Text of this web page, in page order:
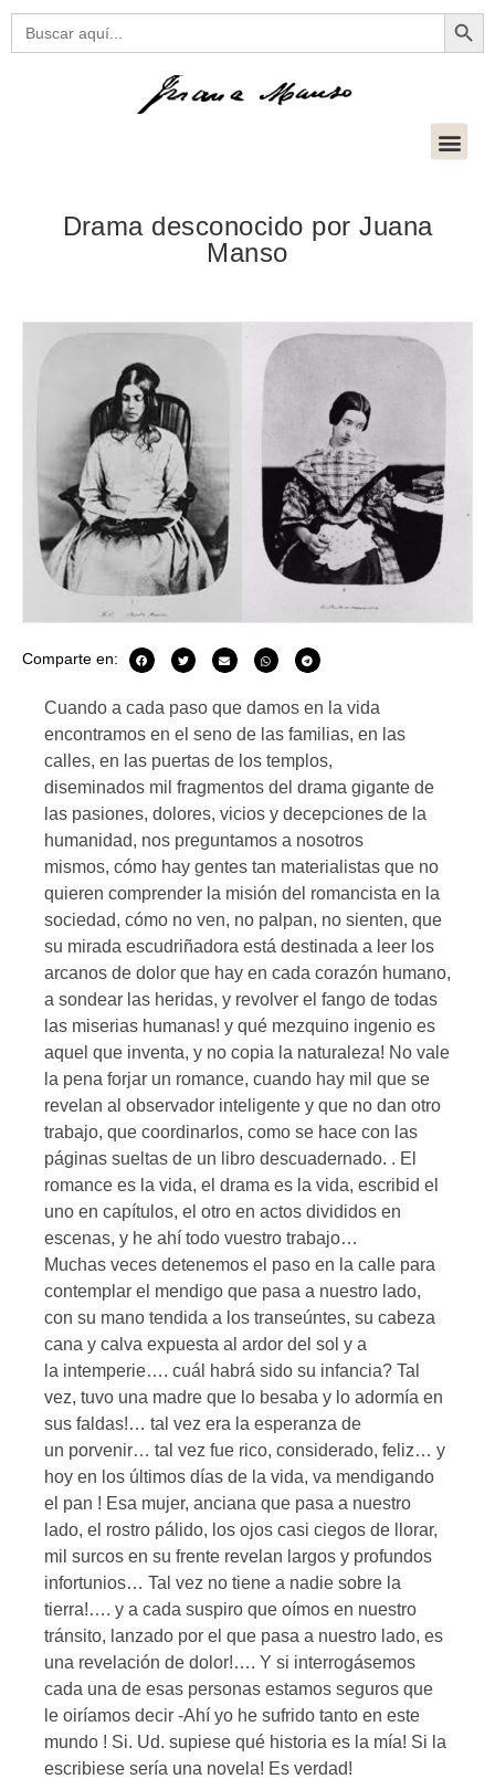
Buscar:
Drama desconocido por Juana
Manso
Comparte en:
Cuando a cada paso que damos en la vida
encontramos en el seno de las familias, en las
calles, en las puertas de los templos,
diseminados mil fragmentos del drama gigante de
las pasiones, dolores, vicios y decepciones de la
humanidad, nos preguntamos a nosotros
mismos, cómo hay gentes tan materialistas que no
quieren comprender la misión del romancista en la
sociedad, cómo no ven, no palpan, no sienten, que
su mirada escudriñadora está destinada a leer los
arcanos de dolor que hay en cada corazón humano,
a sondear las heridas, y revolver el fango de todas
las miserias humanas! y qué mezquino ingenio es
aquel que inventa, y no copia la naturaleza! No vale
la pena forjar un romance, cuando hay mil que se
revelan al observador inteligente y que no dan otro
trabajo, que coordinarlos, como se hace con las
páginas sueltas de un libro descuadernado. . El
romance es la vida, el drama es la vida, escribid el
uno en capítulos, el otro en actos divididos en
escenas, y he ahí todo vuestro trabajo…
Muchas veces detenemos el paso en la calle para
contemplar el mendigo que pasa a nuestro lado,
con su mano tendida a los transeúntes, su cabeza
cana y calva expuesta al ardor del sol y a
la intemperie…. cuál habrá sido su infancia? Tal
vez, tuvo una madre que lo besaba y lo adormía en
sus faldas!… tal vez era la esperanza de
un porvenir… tal vez fue rico, considerado, feliz… y
hoy en los últimos días de la vida, va mendigando
el pan ! Esa mujer, anciana que pasa a nuestro
lado, el rostro pálido, los ojos casi ciegos de llorar,
mil surcos en su frente revelan largos y profundos
infortunios… Tal vez no tiene a nadie sobre la
tierra!…. y a cada suspiro que oímos en nuestro
tránsito, lanzado por el que pasa a nuestro lado, es
una revelación de dolor!…. Y si interrogásemos
cada una de esas personas estamos seguros que
le oiríamos decir -Ahí yo he sufrido tanto en este
mundo ! Si. Ud. supiese qué historia es la mía! Si la
escribiese sería una novela! Es verdad!